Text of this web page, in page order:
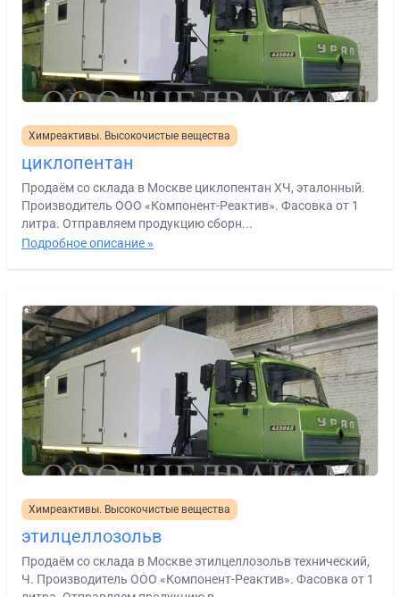
Химреактивы. Высокочистые вещества
циклопентан
Продаём со склада в Москве циклопентан ХЧ, эталонный.
Производитель ООО «Компонент-Реактив». Фасовка от 1
литра. Отправляем продукцию сборн...
Подробное описание »
Химреактивы. Высокочистые вещества
этилцеллозольв
Продаём со склада в Москве этилцеллозольв технический,
Ч. Производитель ООО «Компонент-Реактив». Фасовка от 1